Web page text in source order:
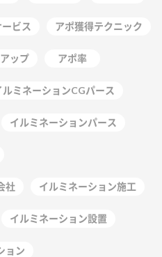
ビス アポ獲得テクニック
ップ アポ率
ルミネーションCGパース
イルミネーションパース
社 イルミネーション施工
イルミネーション設置
ョン